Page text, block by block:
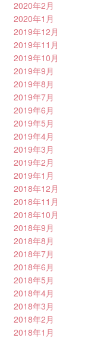
2020年2月
2020年1月
2019年12月
2019年11月
2019年10月
2019年9月
2019年8月
2019年7月
2019年6月
2019年5月
2019年4月
2019年3月
2019年2月
2019年1月
2018年12月
2018年11月
2018年10月
2018年9月
2018年8月
2018年7月
2018年6月
2018年5月
2018年4月
2018年3月
2018年2月
2018年1月